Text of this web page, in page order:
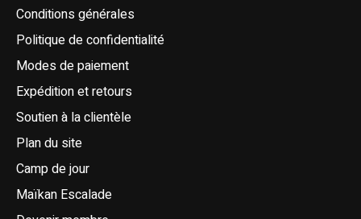
Conditions générales
Politique de confidentialité
Modes de paiement
Expédition et retours
Soutien à la clientèle
Plan du site
Camp de jour
Maïkan Escalade